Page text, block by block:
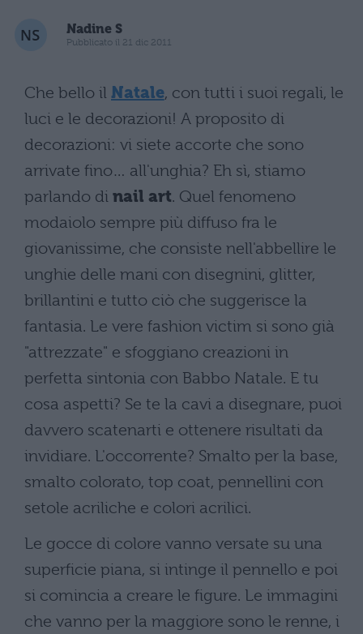
Nadine S
Pubblicato il 21 dic 2011
Che bello il Natale, con tutti i suoi regali, le
luci e le decorazioni! A proposito di
decorazioni: vi siete accorte che sono
arrivate fino… all'unghia? Eh sì, stiamo
parlando di nail art. Quel fenomeno
modaiolo sempre più diffuso fra le
giovanissime, che consiste nell'abbellire le
unghie delle mani con disegnini, glitter,
brillantini e tutto ciò che suggerisce la
fantasia. Le vere fashion victim si sono già
"attrezzate" e sfoggiano creazioni in
perfetta sintonia con Babbo Natale. E tu
cosa aspetti? Se te la cavi a disegnare, puoi
davvero scatenarti e ottenere risultati da
invidiare. L'occorrente? Smalto per la base,
smalto colorato, top coat, pennellini con
setole acriliche e colori acrilici.
Le gocce di colore vanno versate su una
superficie piana, si intinge il pennello e poi
si comincia a creare le figure. Le immagini
che vanno per la maggiore sono le renne, i